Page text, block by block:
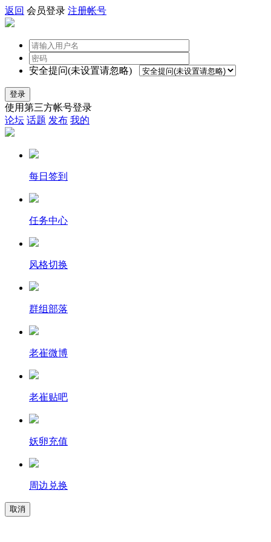
返回 会员登录 注册帐号
安全提问(未设置请忽略)
登录
使用第三方帐号登录
论坛 话题 发布 我的
每日签到
任务中心
风格切换
群组部落
老崔微博
老崔贴吧
妖卵充值
周边兑换
取消